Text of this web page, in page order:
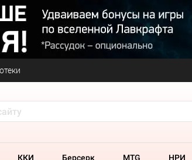
ККИ Берсерк MTG НРИ